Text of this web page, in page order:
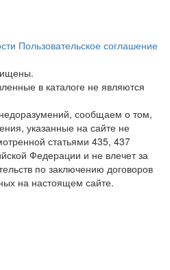
Пользовательское соглашение
в каталоге не являются
сообщаем о том,
указанные на сайте не
статьями 435, 437
Федерации и не влечет за
по заключению договоров
на настоящем сайте.